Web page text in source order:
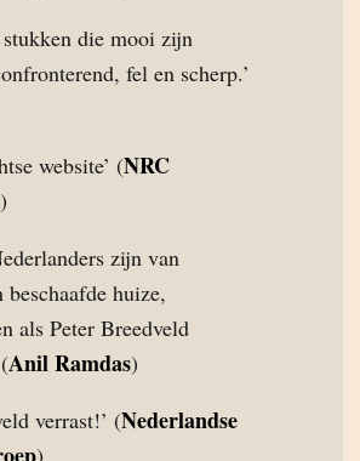
stukken die mooi zijn
fel en scherp.’
website’ (NRC
)
zijn van
beschaafde huize,
als Peter Breedveld
Anil Ramdas)
verrast!’ (Nederlandse
)